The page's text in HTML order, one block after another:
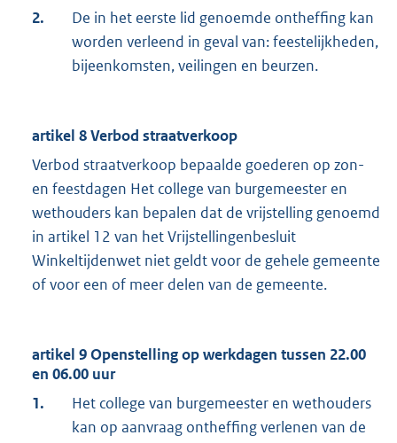
2.
De in het eerste lid genoemde ontheffing kan
worden verleend in geval van: feestelijkheden,
bijeenkomsten, veilingen en beurzen.
artikel 8 Verbod straatverkoop
Verbod straatverkoop bepaalde goederen op zon-
en feestdagen Het college van burgemeester en
wethouders kan bepalen dat de vrijstelling genoemd
in artikel 12 van het Vrijstellingenbesluit
Winkeltijdenwet niet geldt voor de gehele gemeente
of voor een of meer delen van de gemeente.
artikel 9 Openstelling op werkdagen tussen 22.00
en 06.00 uur
1.
Het college van burgemeester en wethouders
kan op aanvraag ontheffing verlenen van de